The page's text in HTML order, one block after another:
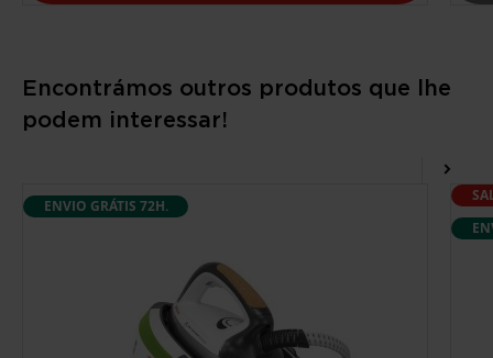
Encontrámos outros produtos que lhe
podem interessar!
ENVIO GRÁTIS 72H.